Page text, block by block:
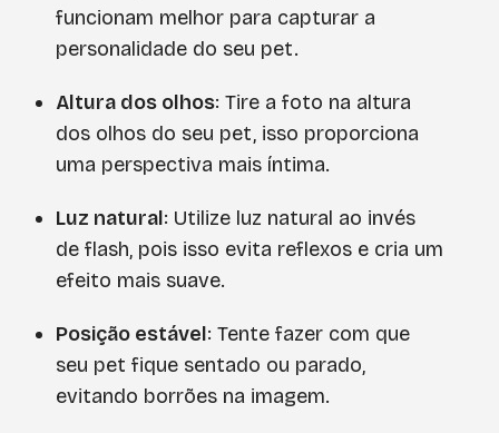
funcionam melhor para capturar a
personalidade do seu pet.
Altura dos olhos: Tire a foto na altura
dos olhos do seu pet, isso proporciona
uma perspectiva mais íntima.
Luz natural: Utilize luz natural ao invés
de flash, pois isso evita reflexos e cria um
efeito mais suave.
Posição estável: Tente fazer com que
seu pet fique sentado ou parado,
evitando borrões na imagem.